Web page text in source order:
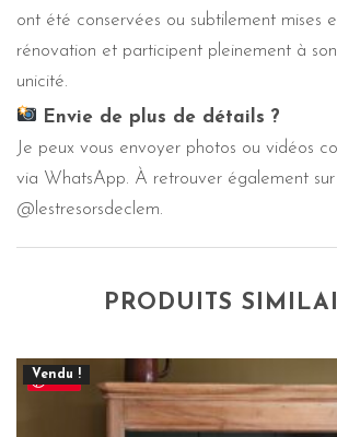
ont été conservées ou subtilement mises
rénovation et participent pleinement à
unicité.
Envie de plus de détails ?
Je peux vous envoyer photos ou vidéos
via WhatsApp. À retrouver également
@lestresorsdeclem.
PRODUITS
Save
Vendu !